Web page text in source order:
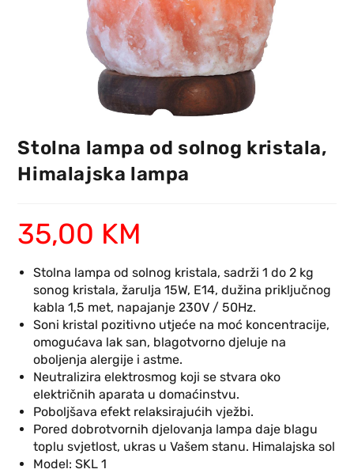
Stolna lampa od solnog kristala,
Himalajska lampa
35,00 KM
Stolna lampa od solnog kristala, sadrži 1 do 2 kg
sonog kristala, žarulja 15W, E14, dužina priključnog
kabla 1,5 met, napajanje 230V / 50Hz.
Soni kristal pozitivno utjeće na moć koncentracije,
omogućava lak san, blagotvorno djeluje na
oboljenja alergije i astme.
Neutralizira elektrosmog koji se stvara oko
električnih aparata u domaćinstvu.
Poboljšava efekt relaksirajućih vježbi.
Pored dobrotvornih djelovanja lampa daje blagu
toplu svjetlost, ukras u Vašem stanu. Himalajska sol
Model:SKL 1